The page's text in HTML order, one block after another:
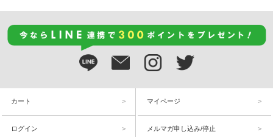
カート マイページ
ログイン メルマガ申し込み/停止